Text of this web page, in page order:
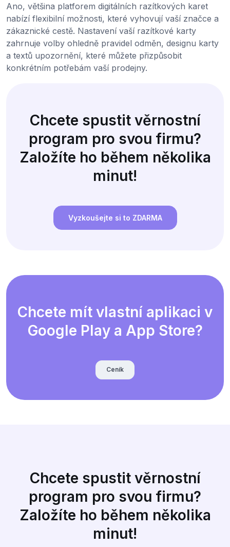
Ano, většina platforem digitálních razítkových karet
nabízí flexibilní možnosti, které vyhovují vaší značce a
zákaznické cestě. Nastavení vaší razítkové karty
zahrnuje volby ohledně pravidel odměn, designu karty
a textů upozornění, které můžete přizpůsobit
konkrétním potřebám vaší prodejny.
Chcete spustit věrnostní
program pro svou firmu?
Založíte ho během několika
minut!
Vyzkoušejte si to ZDARMA
Chcete mít vlastní aplikaci v
Google Play a App Store?
Ceník
Chcete spustit věrnostní
program pro svou firmu?
Založíte ho během několika
minut!